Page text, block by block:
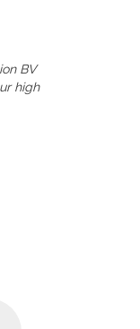
BV
high